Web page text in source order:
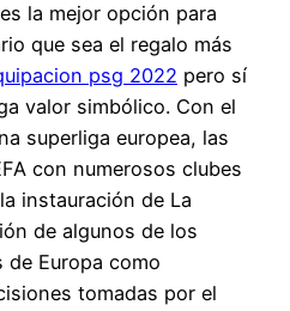
la mejor opción para
que sea el regalo más
psg 2022 pero sí
valor simbólico. Con el
superliga europea, las
con numerosos clubes
instauración de La
de algunos de los
Europa como
tomadas por el